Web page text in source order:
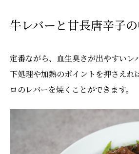
牛レバーと甘長唐辛子
定番ながら、血生臭さが出やすいレバ
下処理や加熱のポイントを押さえれ
ロのレバーを焼くことができます。